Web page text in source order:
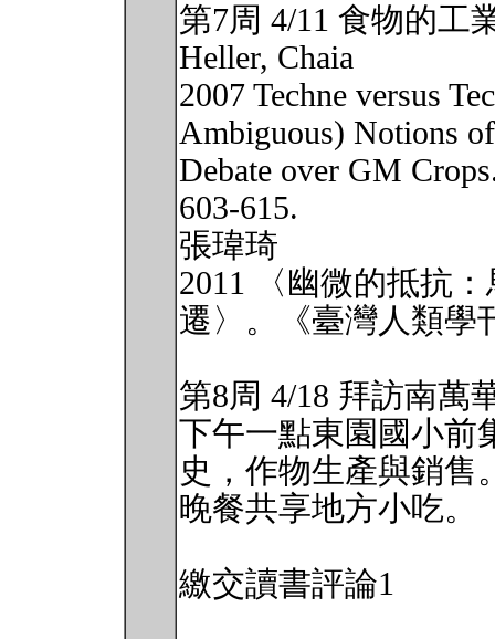
第7周 4/11 食物的工
Heller, Chaia
2007 Techne versus
Ambiguous) Notions
Debate over GM
603-615.
張瑋琦
2011 〈幽微的抵抗
遷〉。《臺灣人類學
第8周 4/18 拜訪南萬
下午一點東園國小前
史，作物生產與銷售
晚餐共享地方小吃。
繳交讀書評論1